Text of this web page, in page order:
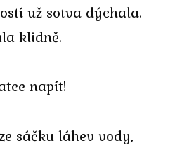
už sotva dýchala.
klidně.
napít!
sáčku láhev vody,